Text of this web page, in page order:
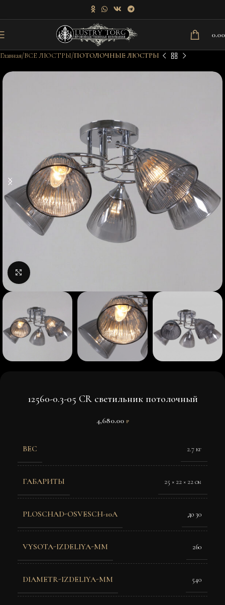
Главная ВСЕ ЛЮСТРЫ ПОТОЛОЧНЫЕ ЛЮСТРЫ
Нажмите, чтобы увеличить изображение
12560-0.3-05 CR светильник потолочный
4,680.00 ₽
ВЕС 2.7 кг
ГАБАРИТЫ 25 × 22 × 22 см
PLOSCHAD-OSVESCH-10A до 30
VYSOTA-IZDELIYA-MM 260
DIAMETR-IZDELIYA-MM 540